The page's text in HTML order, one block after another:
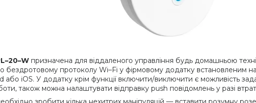
призначена для віддаленого управління будь домашньою
бездротовому протоколу Wi–Fi у фірмовому додатку встановленим
iOS. У додатку крім функції включити/виключити є можливість
також можна налаштувати відправку push повідомлень у разі